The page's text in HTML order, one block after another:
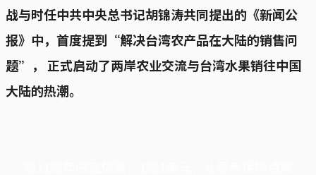
战与时任中共中央总书记胡锦涛共同提出的《新闻公
报》中，首度提到“解决台湾农产品在大陆的销售问
题”， 正式启动了两岸农业交流与台湾水果销往中国
大陆的热潮。